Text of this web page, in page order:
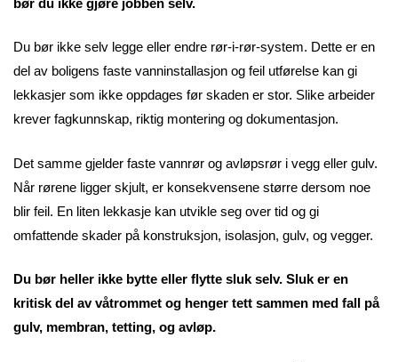
Du bør ikke selv legge eller endre rør-i-rør-system. Dette er en
del av boligens faste vanninstallasjon og feil utførelse kan gi
lekkasjer som ikke oppdages før skaden er stor. Slike arbeider
krever fagkunnskap, riktig montering og dokumentasjon.
Det samme gjelder faste vannrør og avløpsrør i vegg eller gulv.
Når rørene ligger skjult, er konsekvensene større dersom noe
blir feil. En liten lekkasje kan utvikle seg over tid og gi
omfattende skader på konstruksjon, isolasjon, gulv, og vegger.
Du bør heller ikke bytte eller flytte sluk selv. Sluk er en
kritisk del av våtrommet og henger tett sammen med fall på
gulv, membran, tetting, og avløp.